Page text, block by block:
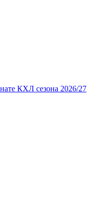
КХЛ сезона 2026/27